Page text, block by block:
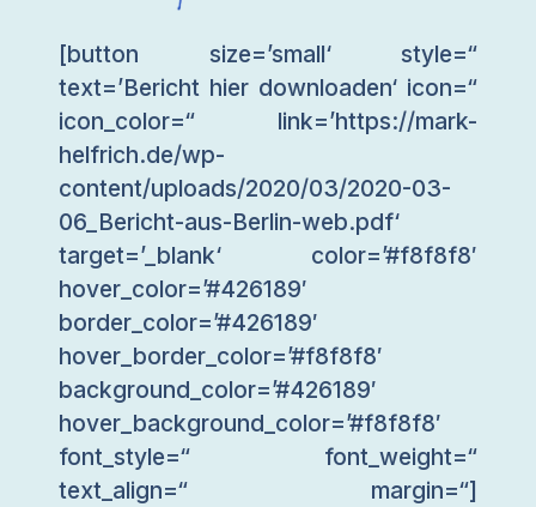
[button size=’small‘ style=“
text=’Bericht hier downloaden‘ icon=“
icon_color=“ link=’https://mark-
helfrich.de/wp-
content/uploads/2020/03/2020-03-
06_Bericht-aus-Berlin-web.pdf‘
target=’_blank‘ color=’#f8f8f8′
hover_color=’#426189′
border_color=’#426189′
hover_border_color=’#f8f8f8′
background_color=’#426189′
hover_background_color=’#f8f8f8′
font_style=“ font_weight=“
text_align=“ margin=“]